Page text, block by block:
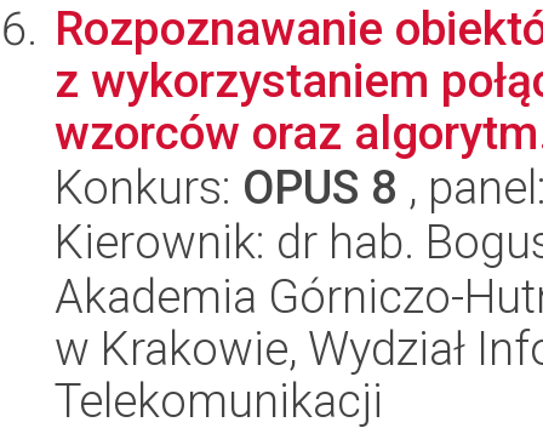
Rozpoznawanie
z wykorzystaniem
wzorców oraz
Konkurs: OPUS 8 ,
Kierownik: dr hab.
Akademia Górniczo-
w Krakowie, Wydział
Telekomunikacji